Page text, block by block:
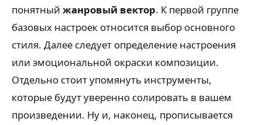
понятный жанровый вектор. К первой группе
базовых настроек относится выбор основного
стиля. Далее следует определение настроения
или эмоциональной окраски композиции.
Отдельно стоит упомянуть инструменты,
которые будут уверенно солировать в вашем
произведении. Ну и, наконец, прописывается